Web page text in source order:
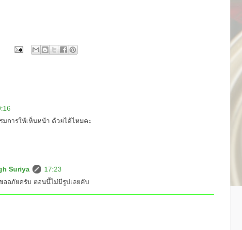
มการให้เห็นหน้า ด้วยได้ไหมคะ
Suriya
17:23
ออภัยครับ ตอนนี้ไม่มีรูปเลยคับ